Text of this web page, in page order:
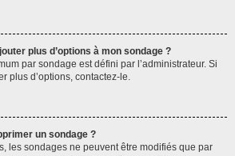
plus d’options à mon sondage ?
par sondage est défini par l’administrateur. Si
plus d’options, contactez-le.
un sondage ?
les sondages ne peuvent être modifiés que par